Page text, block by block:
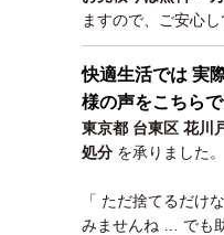
ますので、ご安心
快適生活では 実
様の声をこちら
東京都 台東区 花川
処分 を承りました。
「 ただ捨てるだけ
みませんね … でも